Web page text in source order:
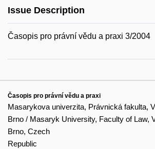
Issue Description
Časopis pro právní vědu a praxi 3/2004
Časopis pro právní vědu a praxi
Masarykova univerzita, Právnická fakulta,
Brno / Masaryk University, Faculty of Law,
Brno, Czech
Republic